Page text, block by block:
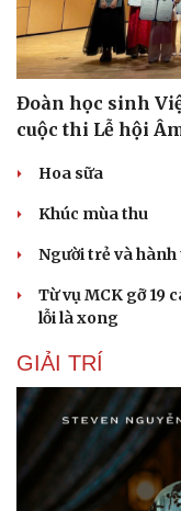
Đoàn học sinh
cuộc thi Lễ hội
Hoa sữa
Khúc mùa thu
Người trẻ và hành
Từ vụ MCK gỡ 19
lỗi là xong
GIẢI TRÍ